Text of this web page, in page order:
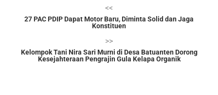
<<
27 PAC PDIP Dapat Motor Baru, Diminta Solid dan Jaga
Konstituen
>>
Kelompok Tani Nira Sari Murni di Desa Batuanten Dorong
Kesejahteraan Pengrajin Gula Kelapa Organik